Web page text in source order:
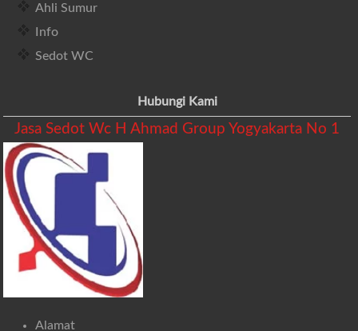
Ahli Sumur
Info
Sedot WC
Hubungi Kami
Jasa Sedot Wc H Ahmad Group Yogyakarta No 1
Alamat